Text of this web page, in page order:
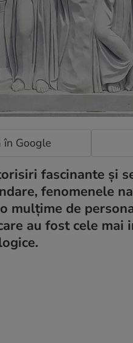
Google
fascinante și
fenomenele
mulțime de
au fost cele